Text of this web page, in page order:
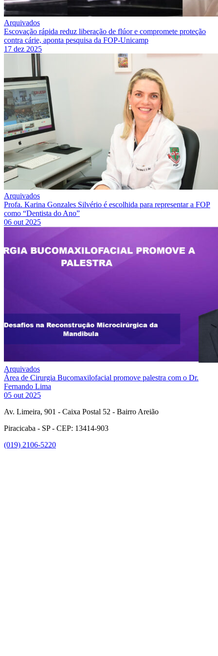
Arquivados
Escovação rápida reduz liberação de flúor e compromete proteção
contra cárie, aponta pesquisa da FOP-Unicamp
17 dez 2025
Arquivados
Profa. Karina Gonzales Silvério é escolhida para representar a FOP
como “Dentista do Ano”
06 out 2025
Arquivados
Área de Cirurgia Bucomaxilofacial promove palestra com o Dr.
Fernando Lima
05 out 2025
Av. Limeira, 901 - Caixa Postal 52 - Bairro Areião
Piracicaba - SP - CEP: 13414-903
(019) 2106-5220